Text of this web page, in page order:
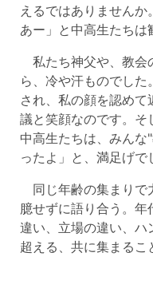
えるではありません
あー」と中高生たちは
私たち神父や、教会
ら、冷や汗ものでし
され、私の顔を認め
議と笑顔なのです。そ
中高生たちは、みん
ったよ」と、満足げで
同じ年齢の集まりで
臆せずに語り合う。
違い、立場の違い、ハ
超える、共に集まるこ